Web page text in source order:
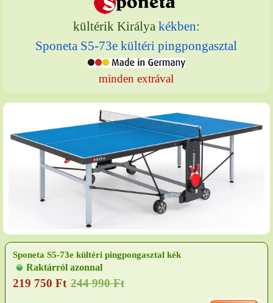
kültérik Királya kékben:
Sponeta S5-73e kültéri pingpongasztal
minden extrával
Sponeta S5-73e kültéri pingpongasztal kék
Minőségi, kompakt sport-tréning asztal 6 mm melamin
asztallappal, feszíthető hálóval, szintezhető lábakkal,
Raktárról azonnal
219 750 Ft 244 990 Ft